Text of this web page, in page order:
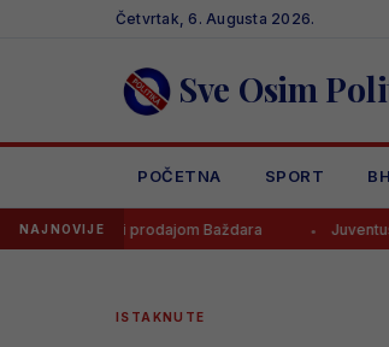
Četvrtak, 6. Augusta 2026.
Sve Osim
POČETNA SPORT
NAJNOVIJE
Baždara Juventus odbio ponudu za
ISTAKNUTE